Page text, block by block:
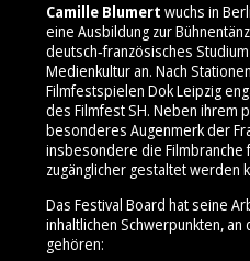
Camille Blumert wuchs in
eine Ausbildung zur
deutsch‑französisches
Medienkultur an. Nach
Filmfestspielen Dok Leipzig
des Filmfest SH. Neben ihrem
besonderes Augenmerk der
insbesondere die
zugänglicher gestaltet werden
Das Festival Board hat seine
inhaltlichen Schwerpunkten,
gehören: